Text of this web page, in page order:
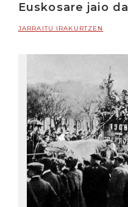
Euskosare jaio da
JARRAITU IRAKURTZEN